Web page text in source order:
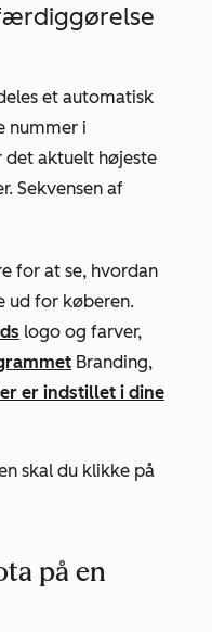
et automatisk
nummer i
det aktuelt højeste
Sekvensen af
for at se, hvordan
ud for køberen.
logo og farver,
Branding,
er indstillet i dine
skal du klikke på
på en